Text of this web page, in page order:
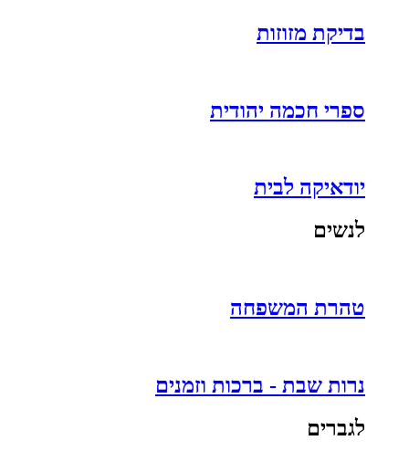
בדיקת מזוזות
ספרי חכמה יהודית
יודאיקה לבית
לנשים
טהרת המשפחה
נרות שבת - ברכות וזמנים
לגברים